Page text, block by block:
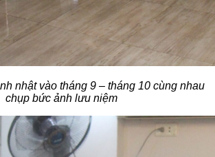
nhật vào tháng 9 – tháng 10 cùng nhau
chụp bức ảnh lưu niệm